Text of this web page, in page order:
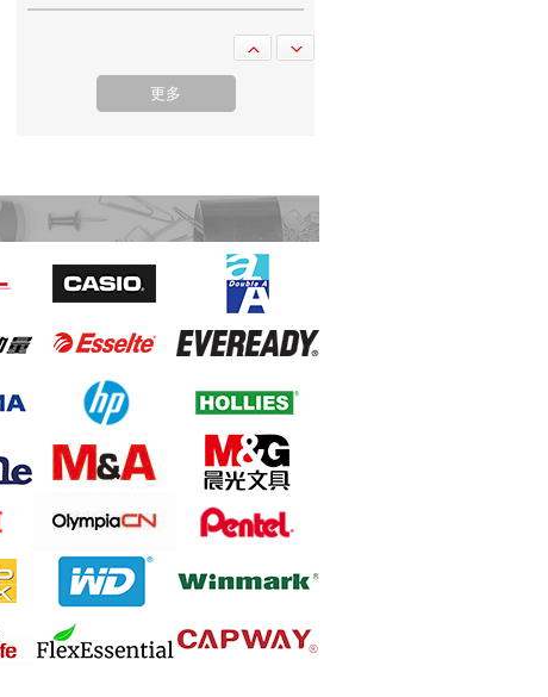
Sivic C20A 資料簿 A4 20頁 黑色
更多